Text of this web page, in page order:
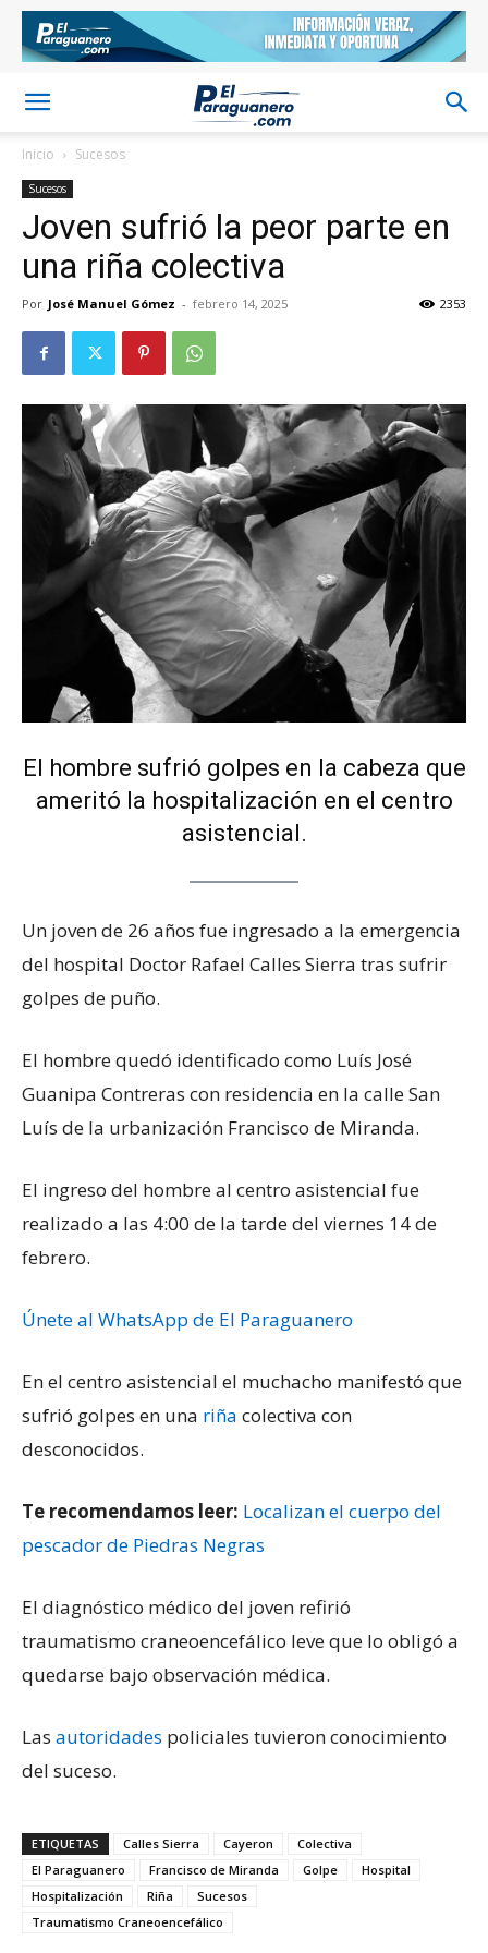
Inicio Sucesos
Sucesos
Joven sufrió la peor parte en
una riña colectiva
Por José Manuel Gómez - febrero 14, 2025 2353
El hombre sufrió golpes en la cabeza que
ameritó la hospitalización en el centro
asistencial.
Un joven de 26 años fue ingresado a la emergencia
del hospital Doctor Rafael Calles Sierra tras sufrir
golpes de puño.
El hombre quedó identificado como Luís José
Guanipa Contreras con residencia en la calle San
Luís de la urbanización Francisco de Miranda.
El ingreso del hombre al centro asistencial fue
realizado a las 4:00 de la tarde del viernes 14 de
febrero.
Únete al WhatsApp de El Paraguanero
En el centro asistencial el muchacho manifestó que
sufrió golpes en una riña colectiva con
desconocidos.
Te recomendamos leer: Localizan el cuerpo del
pescador de Piedras Negras
El diagnóstico médico del joven refirió
traumatismo craneoencefálico leve que lo obligó a
quedarse bajo observación médica.
Las autoridades policiales tuvieron conocimiento
del suceso.
ETIQUETAS Calles Sierra Cayeron
Colectiva
El Paraguanero
Francisco de Miranda Golpe
Hospital
Hospitalización
Riña
Sucesos
Traumatismo Craneoencefálico